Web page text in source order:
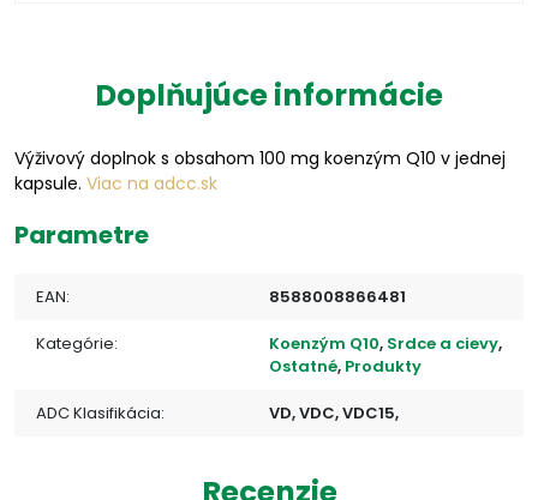
Doplňujúce informácie
Výživový doplnok s obsahom 100 mg koenzým Q10 v jednej
kapsule. Viac na adcc.sk
Parametre
EAN: 8588008866481
Kategórie: Koenzým Q10, Srdce a cievy,
Ostatné, Produkty
ADC Klasifikácia: VD, VDC, VDC15,